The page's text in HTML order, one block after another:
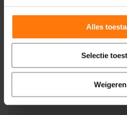
Alles
Selectie
Weigeren
Plan eenvrijblijvend
Contact formulier niet
+31